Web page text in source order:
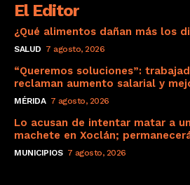
El Editor
¿Qué alimentos dañan más los
SALUD 7 agosto, 2026
“Queremos soluciones”:
reclaman aumento salarial y
MÉRIDA 7 agosto, 2026
Lo acusan de intentar matar a
machete en Xoclán;
MUNICIPIOS 7 agosto, 2026